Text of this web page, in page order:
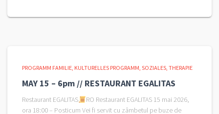
PROGRAMM FAMILIE KULTURELLES PROGRAMM SOZIALES THERAPIE
MAY 15 – 6pm // RESTAURANT EGALITAS
Restaurant EGALITAS
RO Restaurant EGALITAS 15 mai 2026,
ora 18:00 – Posticum Vei fi servit cu zâmbetul pe buze de